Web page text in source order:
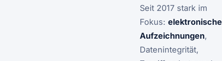
Seit 2017 stark im
Fokus: elektronische
Aufzeichnungen,
Datenintegrität,